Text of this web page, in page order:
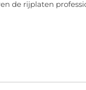
de rijplaten